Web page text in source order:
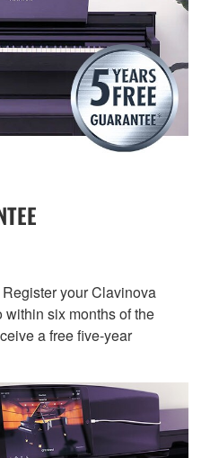
your Clavinova
six months of the
a free five-year